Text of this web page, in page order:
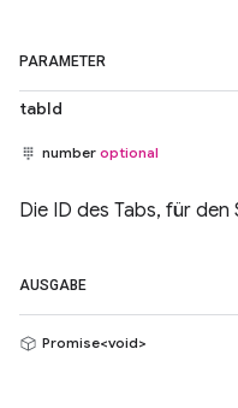
PARAMETER
tabId
number optional
Die ID des Tabs, für
AUSGABE
Promise<void>